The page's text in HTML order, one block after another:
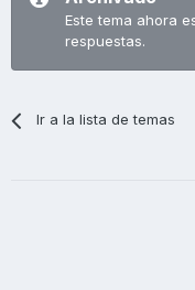
Este tema ahora
respuestas.
Ir a la lista de temas